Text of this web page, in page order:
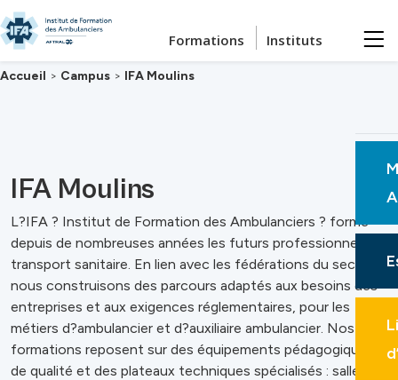
Passer au contenu principal
Formations Instituts
Accueil > Campus > IFA Moulins
IFA Moulins
L?IFA ? Institut de Formation des Ambulanciers ? forme
depuis de nombreuses années les futurs professionnels du
transport sanitaire. En lien avec les fédérations du secteur,
nous construisons des parcours adaptés aux besoins des
entreprises et aux exigences réglementaires, pour les
métiers d?ambulancier et d?auxiliaire ambulancier. Nos
formations reposent sur des équipements pédagogiques
de qualité et des plateaux techniques spécialisés : salles de